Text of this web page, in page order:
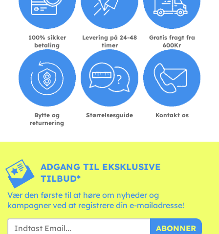
100% sikker
betaling
Levering på 24-48
timer
Gratis fragt fra
600Kr
Bytte og
returnering
Størrelsesguide Kontakt os
ADGANG TIL EKSKLUSIVE
TILBUD*
Vær den første til at høre om nyheder og
kampagner ved at registrere din e-mailadresse!
ABONNER